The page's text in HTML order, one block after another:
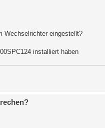
Wechselrichter eingestellt?
installiert haben